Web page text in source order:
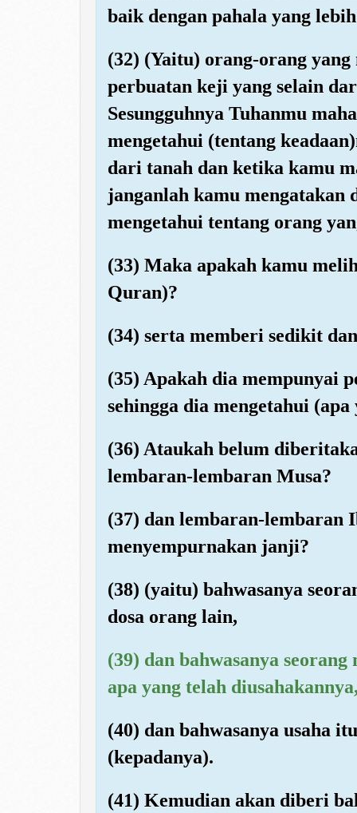
baik dengan pahala yang
(32) (Yaitu) orang-orang yang
perbuatan keji yang selain
Sesungguhnya Tuhanmu
mengetahui (tentang
dari tanah dan ketika kamu
janganlah kamu
mengetahui tentang orang
(33) Maka apakah kamu
Quran)?
(34) serta memberi sedikit
(35) Apakah dia mempunyai
sehingga dia mengetahui
(36) Ataukah belum
lembaran-lembaran Musa?
(37) dan lembaran-lembaran
menyempurnakan janji?
(38) (yaitu) bahwasanya
dosa orang lain,
(39) dan bahwasanya
apa yang telah
(40) dan bahwasanya usaha
(kepadanya).
(41) Kemudian akan diberi